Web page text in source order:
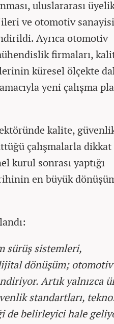
uluslararası
ve otomotiv
Ayrıca otomotiv
firmaları,
küresel ölçekte
yeni çalışma
kalite,
çalışmalarla dikkat
kurul sonrası yaptığı
en büyük
sürüş sistemleri,
dönüşüm; otomotiv
Artık yalnızca
standartları,
de belirleyici hale